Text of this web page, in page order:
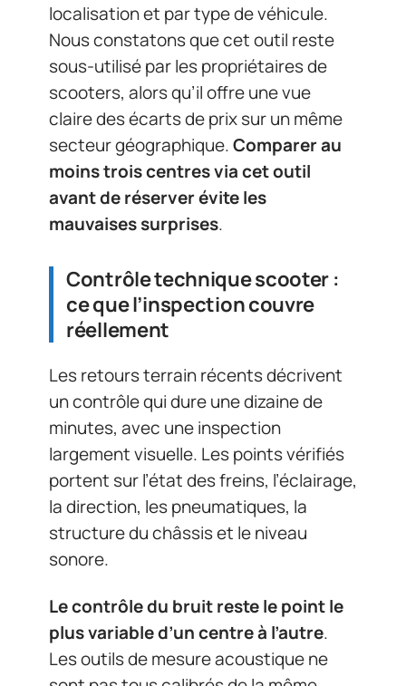
localisation et par type de véhicule.
Nous constatons que cet outil reste
sous-utilisé par les propriétaires de
scooters, alors qu’il offre une vue
claire des écarts de prix sur un même
secteur géographique.Comparer au
moins trois centres via cet outil
avant de réserver évite les
mauvaises surprises.
Contrôle technique scooter :
ce que l’inspection couvre
réellement
Les retours terrain récents décrivent
un contrôle qui dure une dizaine de
minutes, avec une inspection
largement visuelle. Les points vérifiés
portent sur l’état des freins, l’éclairage,
la direction, les pneumatiques, la
structure du châssis et le niveau
sonore.
Le contrôle du bruit reste le point le
plus variable d’un centre à l’autre.
Les outils de mesure acoustique ne